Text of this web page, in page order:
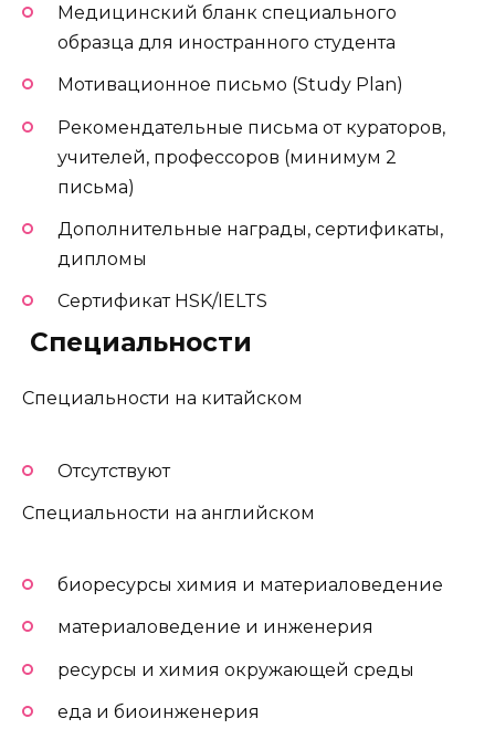
Медицинский бланк специального
образца для иностранного студента
Мотивационное письмо (Study Plan)
Рекомендательные письма от кураторов,
учителей, профессоров (минимум 2
письма)
Дополнительные награды, сертификаты,
дипломы
Сертификат HSK/IELTS
️ Специальности
Специальности на китайском
Отсутствуют
Специальности на английском
биоресурсы химия и материаловедение
материаловедение и инженерия
ресурсы и химия окружающей среды
еда и биоинженерия